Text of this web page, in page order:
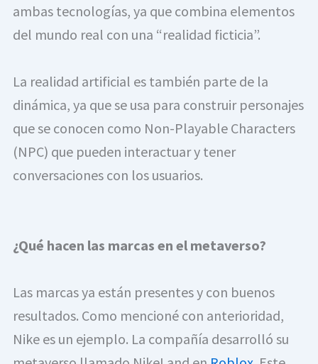
ambas tecnologías, ya que combina elementos
del mundo real con una “realidad ficticia”.
La realidad artificial es también parte de la
dinámica, ya que se usa para construir personajes
que se conocen como Non-Playable Characters
(NPC) que pueden interactuar y tener
conversaciones con los usuarios.
¿Qué hacen las marcas en el metaverso?
Las marcas ya están presentes y con buenos
resultados. Como mencioné con anterioridad,
Nike es un ejemplo. La compañía desarrolló su